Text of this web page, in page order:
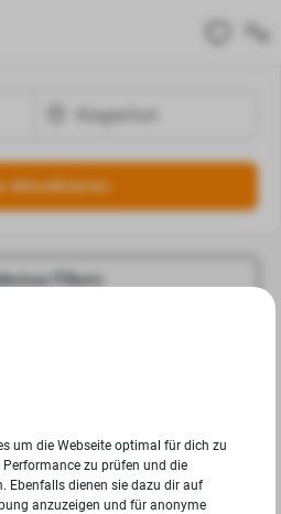
aktualisieren
Filtern
Klagenfurt ergab leider keine
um die Webseite optimal für dich zu
zu prüfen und die
Ebenfalls dienen sie dazu dir auf
anzuzeigen und für anonyme